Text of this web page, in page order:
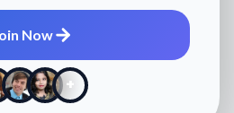
Now
+